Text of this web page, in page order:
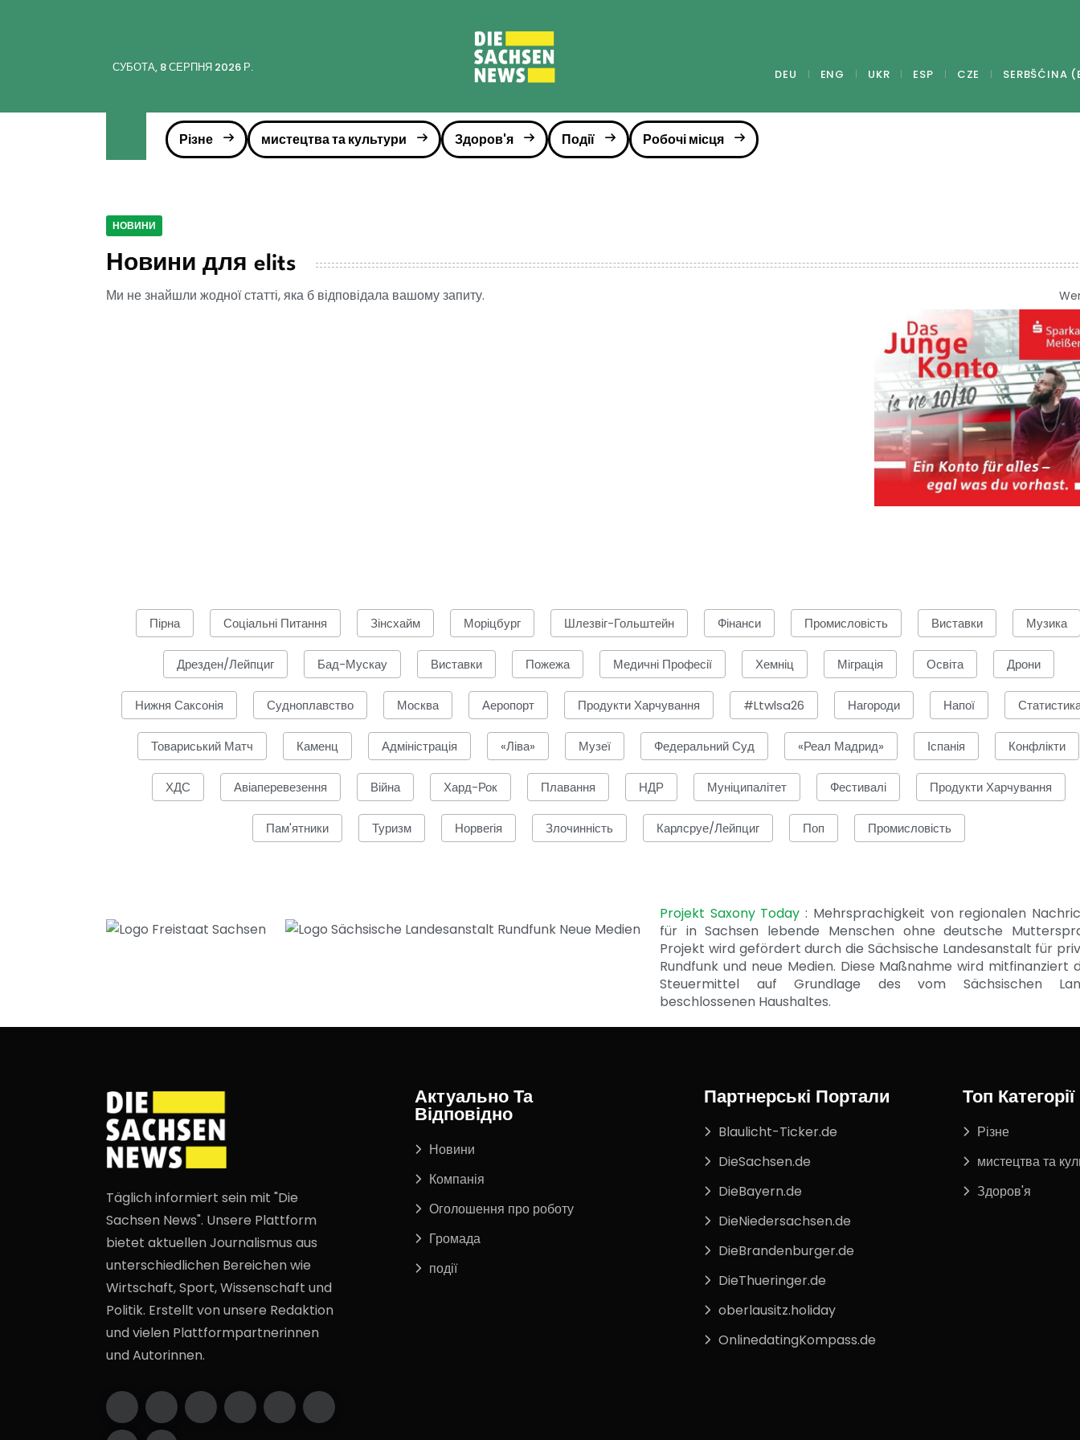
СУБОТА, 8 СЕРПНЯ 2026 Р. DEU ENG UKR ESP CZE SERBŠĆINA
Різне мистецтва та культури Здоров'я Події Робочі місця
НОВИНИ
Новини для elits
Ми не знайшли жодної статті, яка б відповідала вашому запиту.
Пірна Соціальні Питання Зінсхайм Моріцбург Шлезвіг-Гольштейн Фінанси Промисловість Виставки Музика
Дрезден/Лейпциг Бад-Мускау Виставки Пожежа Медичні Професії Хемніц Міграція Освіта Дрони
Нижня Саксонія Судноплавство Москва Аеропорт Продукти Харчування #ltwlsa26 Нагороди Напої
Товариський Матч Каменц Адміністрація «Ліва» Музеї Федеральний Суд «Реал Мадрид» Іспанія Конфлікти
ХДС Авіаперевезення Війна Хард-Рок Плавання НДР Муніципалітет Фестивалі Продукти Харчування
Пам'ятники Туризм Норвегія Злочинність Карлсруе/Лейпциг Поп Промисловість
Projekt Saxony Today: Mehrsprachigkeit von regionalen
für in Sachsen lebende Menschen ohne deutsche
Projekt wird gefördert durch die Sächsische Landesanstalt für
Rundfunk und neue Medien. Diese Maßnahme wird mitfinanziert
Steuermittel auf Grundlage des vom Sächsischen
beschlossenen Haushaltes.
Täglich informiert sein mit "Die
Sachsen News". Unsere Plattform
bietet aktuellen Journalismus aus
unterschiedlichen Bereichen wie
Wirtschaft, Sport, Wissenschaft und
Politik. Erstellt von unsere Redaktion
und vielen Plattformpartnerinnen
und Autorinnen.
Актуально Та
Відповідно
Новини
Компанія
Оголошення про роботу
Громада
події
Партнерські Портали
Blaulicht-Ticker.de
DieSachsen.de
DieBayern.de
DieNiedersachsen.de
DieBrandenburger.de
DieThueringer.de
oberlausitz.holiday
OnlinedatingKompass.de
Топ Категорії
Різне
мистецтва та
Здоров'я